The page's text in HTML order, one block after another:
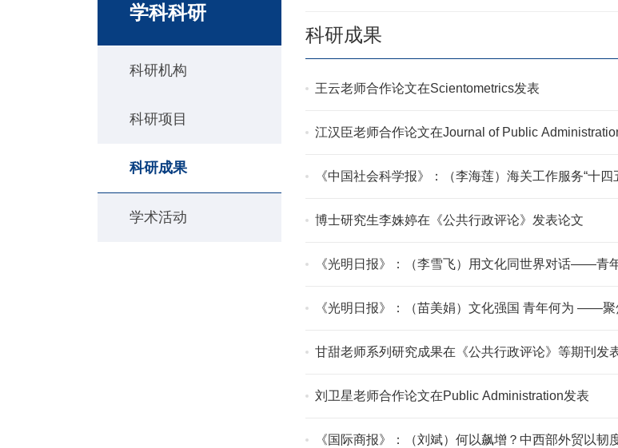
学科科研
科研机构
科研项目
科研成果
学术活动
科研成果
王云老师合作论文在Scientometrics发表
江汉臣老师合作论文在Journal of Public
《中国社会科学报》：（李海莲）海关工作服务“十四
博士研究生李姝婷在《公共行政评论》发表论文
《光明日报》：（李雪飞）用文化同世界对话——青
《光明日报》：（苗美娟）文化强国 青年何为 ——
甘甜老师系列研究成果在《公共行政评论》等期刊发
刘卫星老师合作论文在Public Administration发表
《国际商报》：（刘斌）何以飙增？中西部外贸以韧